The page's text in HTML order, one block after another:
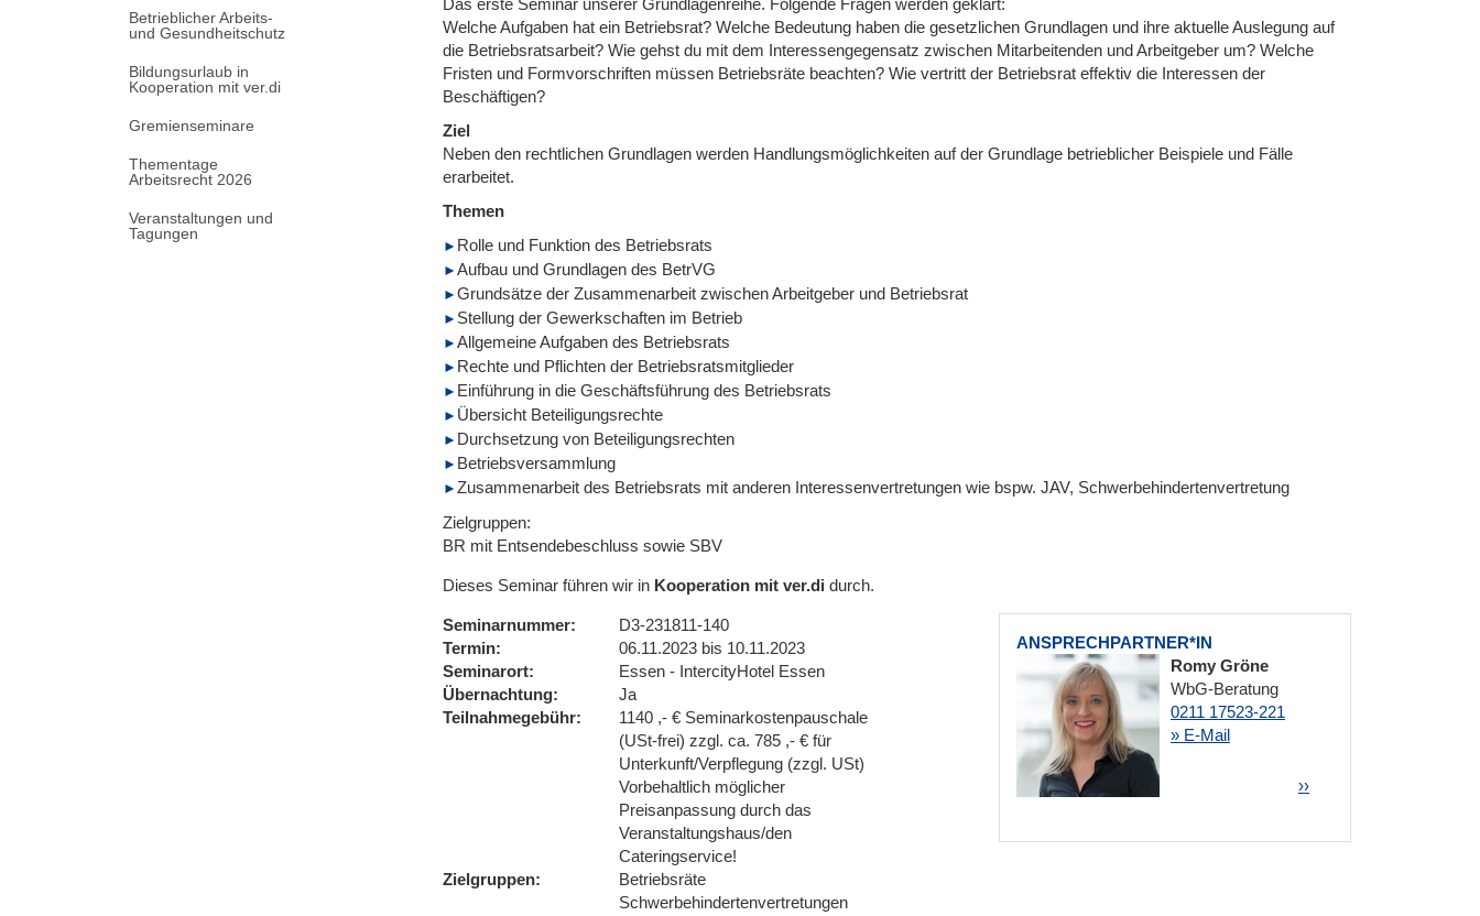
Betrieblicher Arbeits-
und Gesundheitschutz
Bildungsurlaub in
Kooperation mit ver.di
Gremienseminare
Thementage
Arbeitsrecht 2026
Veranstaltungen und
Tagungen
Das erste Seminar unserer Grundlagenreihe. Folgende Fragen werden geklärt:
Welche Aufgaben hat ein Betriebsrat? Welche Bedeutung haben die gesetzlichen Grundlagen und ihre aktuelle Auslegung auf
die Betriebsratsarbeit? Wie gehst du mit dem Interessengegensatz zwischen Mitarbeitenden und Arbeitgeber um? Welche
Fristen und Formvorschriften müssen Betriebsräte beachten? Wie vertritt der Betriebsrat effektiv die Interessen der
Beschäftigen?
Ziel
Neben den rechtlichen Grundlagen werden Handlungsmöglichkeiten auf der Grundlage betrieblicher Beispiele und Fälle
erarbeitet.
Themen
Rolle und Funktion des Betriebsrats
Aufbau und Grundlagen des BetrVG
Grundsätze der Zusammenarbeit zwischen Arbeitgeber und Betriebsrat
Stellung der Gewerkschaften im Betrieb
Allgemeine Aufgaben des Betriebsrats
Rechte und Pflichten der Betriebsratsmitglieder
Einführung in die Geschäftsführung des Betriebsrats
Übersicht Beteiligungsrechte
Durchsetzung von Beteiligungsrechten
Betriebsversammlung
Zusammenarbeit des Betriebsrats mit anderen Interessenvertretungen wie bspw. JAV, Schwerbehindertenvertretung
Zielgruppen:
BR mit Entsendebeschluss sowie SBV
Dieses Seminar führen wir in Kooperation mit ver.di durch.
ANSPRECHPARTNER*IN
Romy Gröne
WbG-Beratung
0211 17523-221
» E-Mail
SeitennummerierungNächste Seite
››
Seminarnummer
D3-231811-140
Termin
06.11.2023 bis 10.11.2023
Seminarort
Essen - IntercityHotel Essen
Übernachtung
Ja
Teilnahmegebühr
1140 ,- € Seminarkostenpauschale
(USt-frei) zzgl. ca. 785 ,- € für
Unterkunft/Verpflegung (zzgl. USt)
Vorbehaltlich möglicher
Preisanpassung durch das
Veranstaltungshaus/den
Cateringservice!
Zielgruppen
Betriebsräte
Schwerbehindertenvertretungen